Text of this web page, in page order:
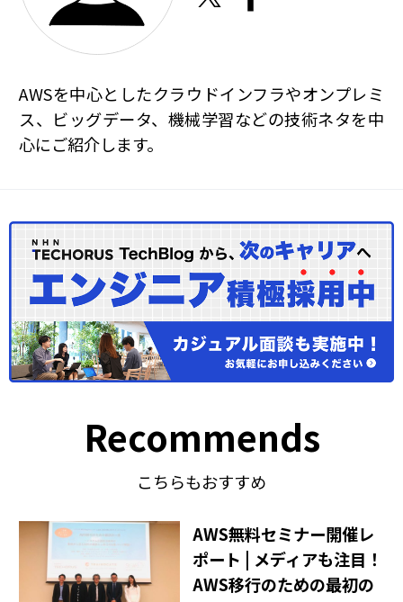
AWSを中心としたクラウドインフラやオンプレミ
ス、ビッグデータ、機械学習などの技術ネタを中
心にご紹介します。
Recommends
こちらもおすすめ
AWS無料セミナー開催レ
ポート | メディアも注目！
AWS移行のための最初の